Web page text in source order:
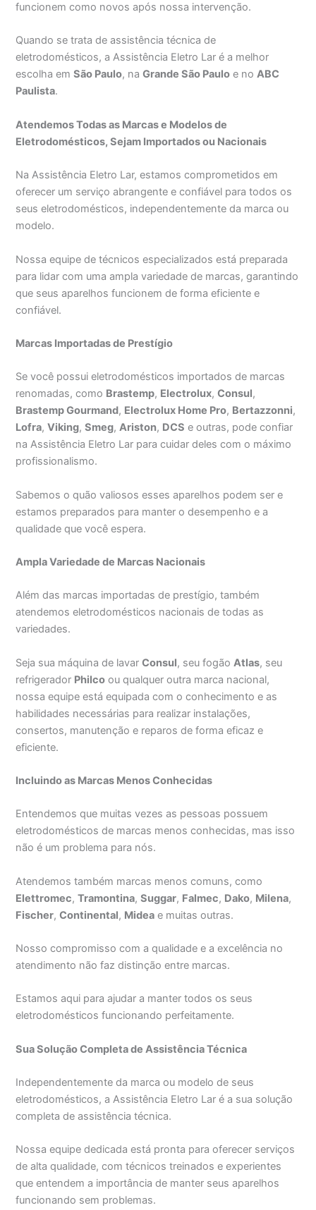
funcionem como novos após nossa intervenção.
Quando se trata de assistência técnica de
eletrodomésticos, a Assistência Eletro Lar é a melhor
escolha emSão Paulo, naGrande São Paulo e noABC
Paulista.
Atendemos Todas as Marcas e Modelos de
Eletrodomésticos, Sejam Importados ou Nacionais
Na Assistência Eletro Lar, estamos comprometidos em
oferecer um serviço abrangente e confiável para todos os
seus eletrodomésticos, independentemente da marca ou
modelo.
Nossa equipe de técnicos especializados está preparada
para lidar com uma ampla variedade de marcas, garantindo
que seus aparelhos funcionem de forma eficiente e
confiável.
Marcas Importadas de Prestígio
Se você possui eletrodomésticos importados de marcas
renomadas, como Brastemp, Electrolux,Consul,
Brastemp Gourmand, Electrolux Home Pro, Bertazzonni,
Lofra,Viking,Smeg,Ariston, DCS e outras, pode confiar
na Assistência Eletro Lar para cuidar deles com o máximo
profissionalismo.
Sabemos o quão valiosos esses aparelhos podem ser e
estamos preparados para manter o desempenho e a
qualidade que você espera.
Ampla Variedade de Marcas Nacionais
Além das marcas importadas de prestígio, também
atendemos eletrodomésticos nacionais de todas as
variedades.
Seja sua máquina de lavarConsul, seu fogão Atlas, seu
refrigerador Philco ou qualquer outra marca nacional,
nossa equipe está equipada com o conhecimento e as
habilidades necessárias para realizar instalações,
consertos, manutenção e reparos de forma eficaz e
eficiente.
Incluindo as Marcas Menos Conhecidas
Entendemos que muitas vezes as pessoas possuem
eletrodomésticos de marcas menos conhecidas, mas isso
não é um problema para nós.
Atendemos também marcas menos comuns, como
Elettromec,Tramontina,Suggar, Falmec, Dako, Milena,
Fischer,Continental, Midea e muitas outras.
Nosso compromisso com a qualidade e a excelência no
atendimento não faz distinção entre marcas.
Estamos aqui para ajudar a manter todos os seus
eletrodomésticos funcionando perfeitamente.
Sua Solução Completa de Assistência Técnica
Independentemente da marca ou modelo de seus
eletrodomésticos, a Assistência Eletro Lar é a sua solução
completa de assistência técnica.
Nossa equipe dedicada está pronta para oferecer serviços
de alta qualidade, com técnicos treinados e experientes
que entendem a importância de manter seus aparelhos
funcionando sem problemas.